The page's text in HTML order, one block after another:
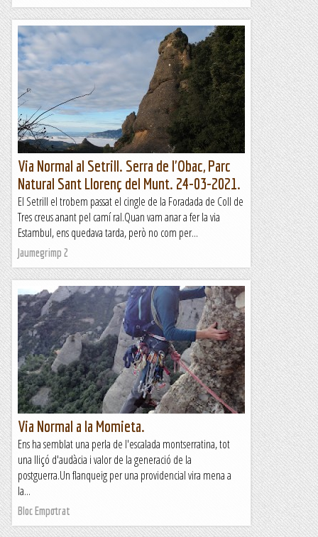
Via Normal al Setrill. Serra de l'Obac, Parc
Natural Sant Llorenç del Munt. 24-03-2021.
El Setrill el trobem passat el cingle de la Foradada de Coll de
Tres creus anant pel camí ral.Quan vam anar a fer la via
Estambul, ens quedava tarda, però no com per...
Jaumegrimp 2
Via Normal a la Momieta.
Ens ha semblat una perla de l'escalada montserratina, tot
una lliçó d'audàcia i valor de la generació de la
postguerra.Un flanqueig per una providencial vira mena a
la...
Bloc Empotrat